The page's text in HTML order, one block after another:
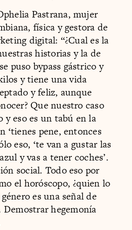
Pastrana, mujer
física y gestora de
digital: “¿Cual es la
historias y la de
puso bypass gástrico y
y tiene una vida
y feliz, aunque
Que nuestro caso
y eso es un tabú en la
‘tienes pene, entonces
eso, ‘te van a gustar las
y vas a tener coches’.
social. Todo eso por
el horóscopo, ¿quien lo
es una señal de
hegemonía